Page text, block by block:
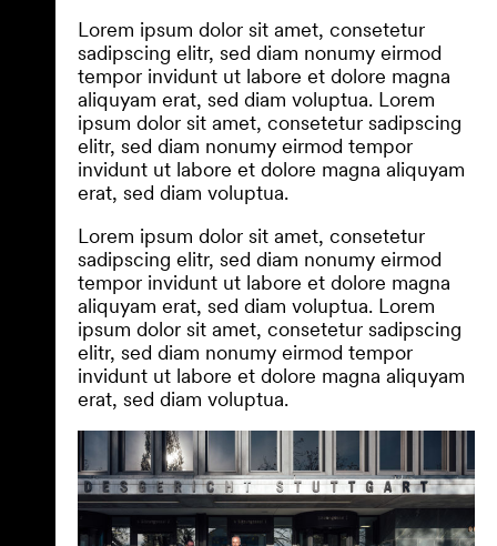
Lorem ipsum dolor sit amet, consetetur
sadipscing elitr, sed diam nonumy eirmod
tempor invidunt ut labore et dolore magna
aliquyam erat, sed diam voluptua. Lorem
ipsum dolor sit amet, consetetur sadipscing
elitr, sed diam nonumy eirmod tempor
invidunt ut labore et dolore magna aliquyam
erat, sed diam voluptua.
Lorem ipsum dolor sit amet, consetetur
sadipscing elitr, sed diam nonumy eirmod
tempor invidunt ut labore et dolore magna
aliquyam erat, sed diam voluptua. Lorem
ipsum dolor sit amet, consetetur sadipscing
elitr, sed diam nonumy eirmod tempor
invidunt ut labore et dolore magna aliquyam
erat, sed diam voluptua.